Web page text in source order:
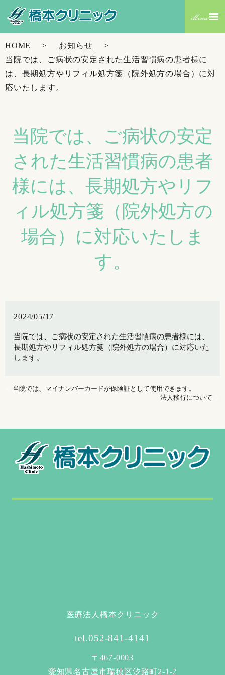
HOME
お知らせ
当院では、ご病状の安定された生活習慣病の患者様に
は、長期処方やリフィル処方箋（院外処方の場合）に対
応いたします。
当院では、ご病状の安定
された生活習慣病の患者
様には、長期処方やリフ
ィル処方箋（院外処方の
場合）に対応いたしま
す。
2024/05/17
当院では、ご病状の安定された生活習慣病の患者様には、
長期処方やリフィル処方箋（院外処方の場合）に対応いた
します。
当院では、マイナンバーカードが保険証として使用できます。
法人移行について
医療法人橋本クリニック
tel.052-841-4141
〒467-0003
愛知県名古屋市瑞穂区汐路町2-1-2